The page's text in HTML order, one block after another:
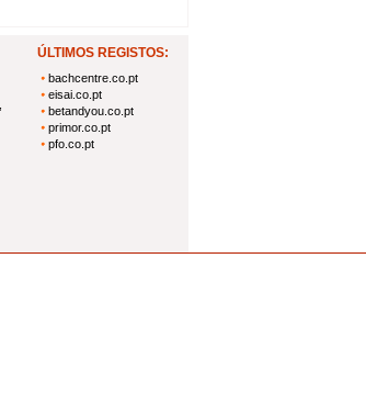
ÚLTIMOS REGISTOS:
bachcentre.co.pt
eisai.co.pt
betandyou.co.pt
primor.co.pt
pfo.co.pt